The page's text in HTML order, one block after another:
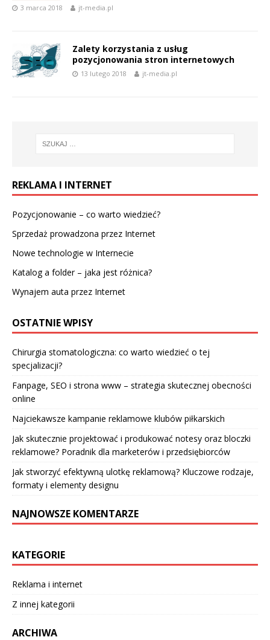
3 marca 2018 jt-media.pl
Zalety korzystania z usług
pozycjonowania stron internetowych
13 lutego 2018 jt-media.pl
REKLAMA I INTERNET
Pozycjonowanie – co warto wiedzieć?
Sprzedaż prowadzona przez Internet
Nowe technologie w Internecie
Katalog a folder – jaka jest różnica?
Wynajem auta przez Internet
OSTATNIE WPISY
Chirurgia stomatologiczna: co warto wiedzieć o tej
specjalizacji?
Fanpage, SEO i strona www – strategia skutecznej obecności
online
Najciekawsze kampanie reklamowe klubów piłkarskich
Jak skutecznie projektować i produkować notesy oraz bloczki
reklamowe? Poradnik dla marketerów i przedsiębiorców
Jak stworzyć efektywną ulotkę reklamową? Kluczowe rodzaje,
formaty i elementy designu
NAJNOWSZE KOMENTARZE
KATEGORIE
Reklama i internet
Z innej kategorii
ARCHIWA